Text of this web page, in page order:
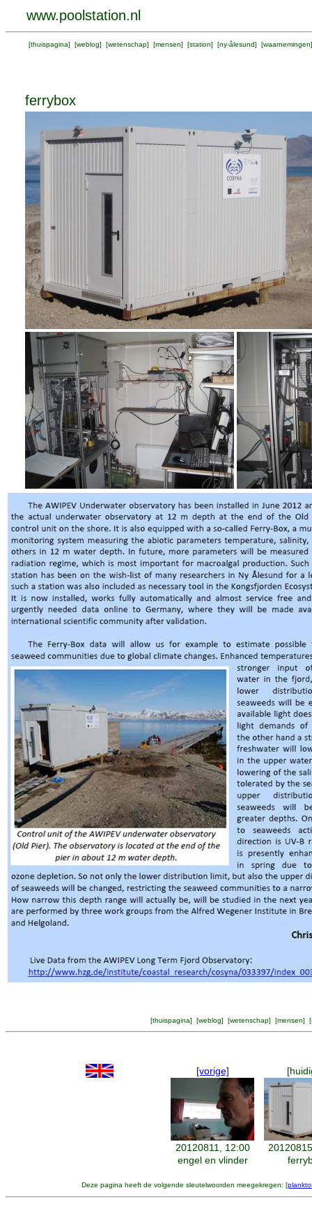
www.poolstation.nl
[thuispagina] [weblog] [wetenschap] [mensen] [station] [ny-ålesund] [waarnemingen
ferrybox
[thuispagina] [weblog] [wetenschap] [mensen] [
[vorige]
20120811, 12:00
engel en vlinder
Deze pagina heeft de volgende sleutelwoorden meegekregen: [